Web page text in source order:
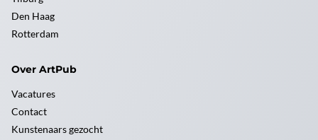
Den Haag
Rotterdam
Over ArtPub
Vacatures
Contact
Kunstenaars gezocht